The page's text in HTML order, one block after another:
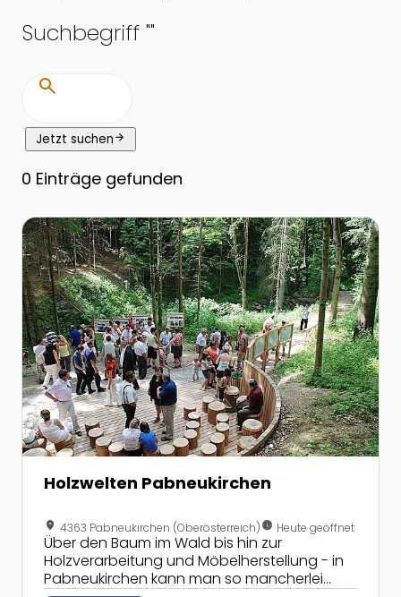
Suchbegriff ""
search
Jetzt suchenarrow_forward
0 Einträge gefunden
Zur Detailseite von Holzwelten Pabneukirchen
Holzwelten Pabneukirchen
location_on 4363 Pabneukirchen (Oberösterreich)nest_clock_farsight_analog Heute geöffnet
Über den Baum im Wald bis hin zur
Holzverarbeitung und Möbelherstellung - in
Pabneukirchen kann man so mancherlei